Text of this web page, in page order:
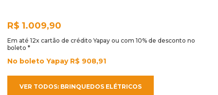
R$ 1.009,90
Em até 12x cartão de crédito Yapay ou com 10% de desconto no
boleto *
No boleto Yapay R$ 908,91
VER TODOS: BRINQUEDOS ELÉTRICOS